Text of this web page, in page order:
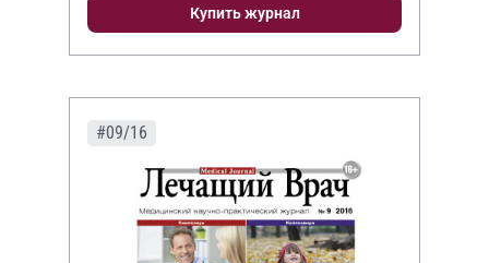
Купить журнал
#09/16